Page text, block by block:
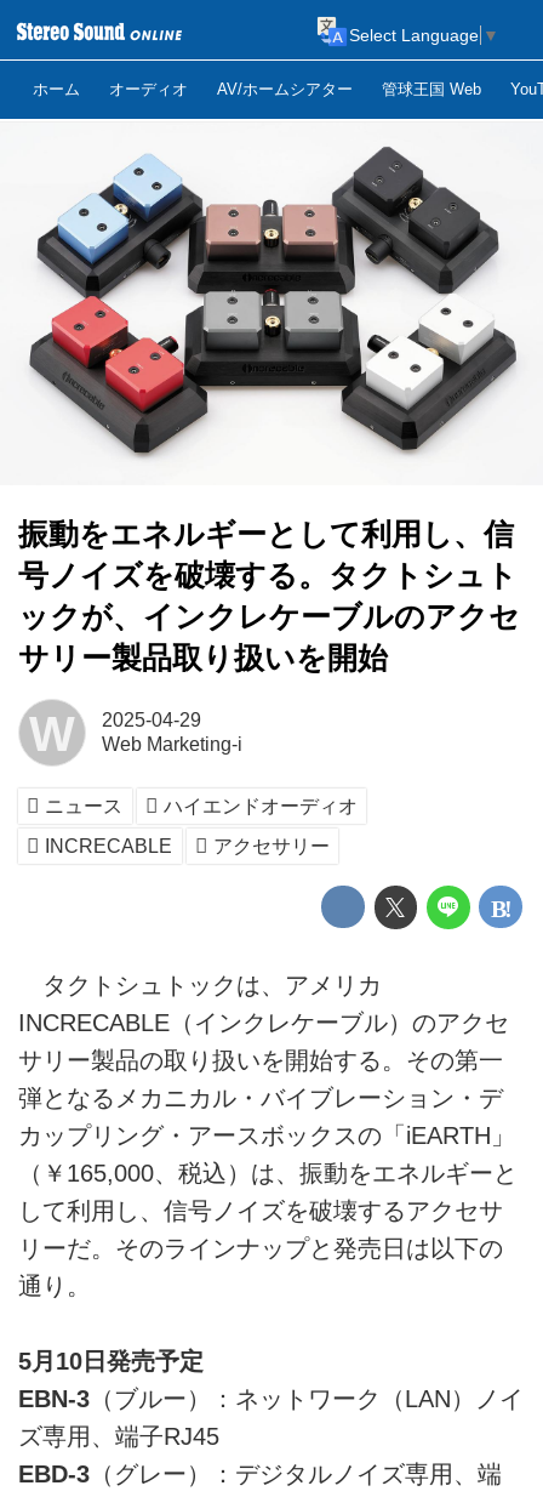
ホーム オーディオ AV/ホームシアター 管球王国 Web
Select Language ▼
振動をエネルギーとして利用し、信
号ノイズを破壊する。タクトシュト
ックが、インクレケーブルのアクセ
サリー製品取り扱いを開始
W
2025-04-29
Web Marketing-i
ニュース
ハイエンドオーディオ
INCRECABLE
アクセサリー
タクトシュトックは、アメリカ
INCRECABLE（インクレケーブル）のアクセ
サリー製品の取り扱いを開始する。その第一
弾となるメカニカル・バイブレーション・デ
カップリング・アースボックスの「iEARTH」
（￥165,000、税込）は、振動をエネルギーと
して利用し、信号ノイズを破壊するアクセサ
リーだ。そのラインナップと発売日は以下の
通り。
5月10日発売予定
EBN-3 （ブルー）：ネットワーク（LAN）ノイ
ズ専用、端子RJ45
EBD-3 （グレー）：デジタルノイズ専用、端